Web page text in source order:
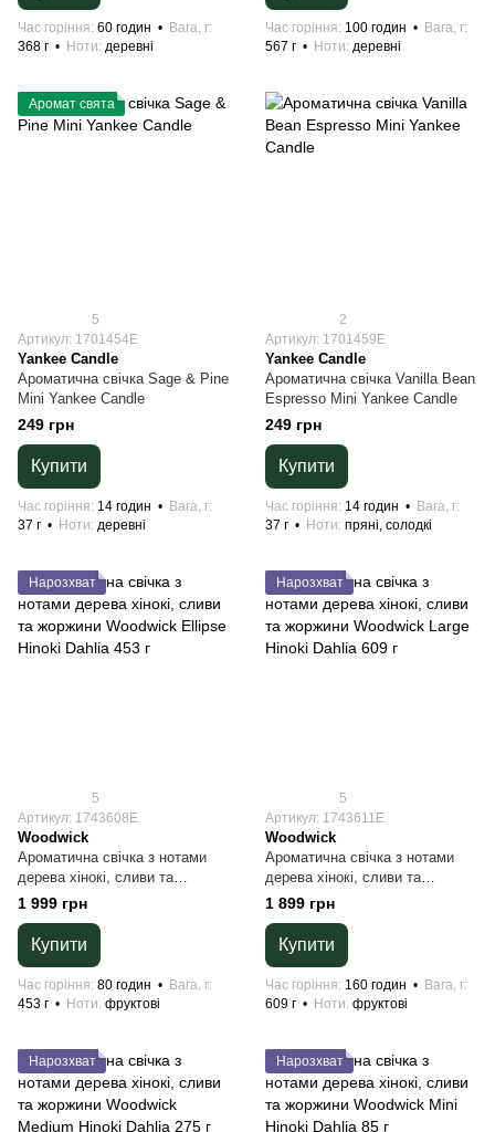
Час горіння 60 годин
Вага, г
368 г
Ноти деревні
Час горіння 100 годин
Вага, г
567 г
Ноти деревні
Аромат свята
5
Артикул: 1701454E
Yankee Candle
Ароматична свічка Sage & Pine
Mini Yankee Candle
249 грн
Купити
Час горіння 14 годин
Вага, г
37 г
Ноти деревні
2
Артикул: 1701459E
Yankee Candle
Ароматична свічка Vanilla Bean
Espresso Mini Yankee Candle
249 грн
Купити
Час горіння 14 годин
Вага, г
37 г
Ноти пряні, солодкі
Нарозхват
5
Артикул: 1743608E
Woodwick
Ароматична свічка з нотами
дерева хінокі, сливи та
жоржини Woodwick Ellipse
Hinoki Dahlia 453 г
1 999 грн
Купити
Час горіння 80 годин
Вага, г
453 г
Ноти фруктові
Нарозхват
5
Артикул: 1743611E
Woodwick
Ароматична свічка з нотами
дерева хінокі, сливи та
жоржини Woodwick Large Hinoki
Dahlia 609 г
1 899 грн
Купити
Час горіння 160 годин
Вага, г
609 г
Ноти фруктові
Нарозхват Нарозхват